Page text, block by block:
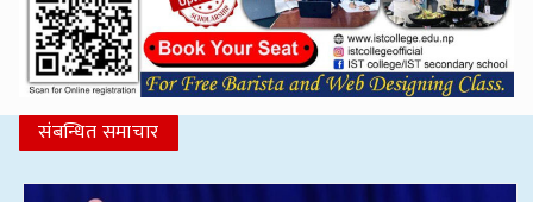
संबन्धित समाचार